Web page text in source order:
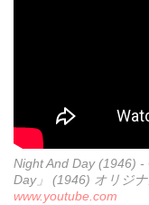
Night And Day (1946)
Day」 (1946) オリジ
www.youtube.com